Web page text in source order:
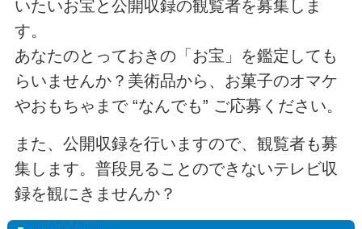
いたいお宝と公開収録の観覧者を募集しま
す。
あなたのとっておきの「お宝」を鑑定しても
らいませんか？美術品から、お菓子のオマケ
やおもちゃまで “なんでも” ご応募ください。
また、公開収録を行いますので、観覧者も募
集します。普段見ることのできないテレビ収
録を観にきませんか？